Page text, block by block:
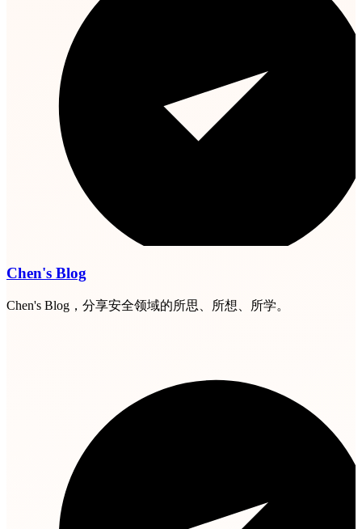
Chen's Blog
Chen's Blog，分享安全领域的所思、所想、所学。